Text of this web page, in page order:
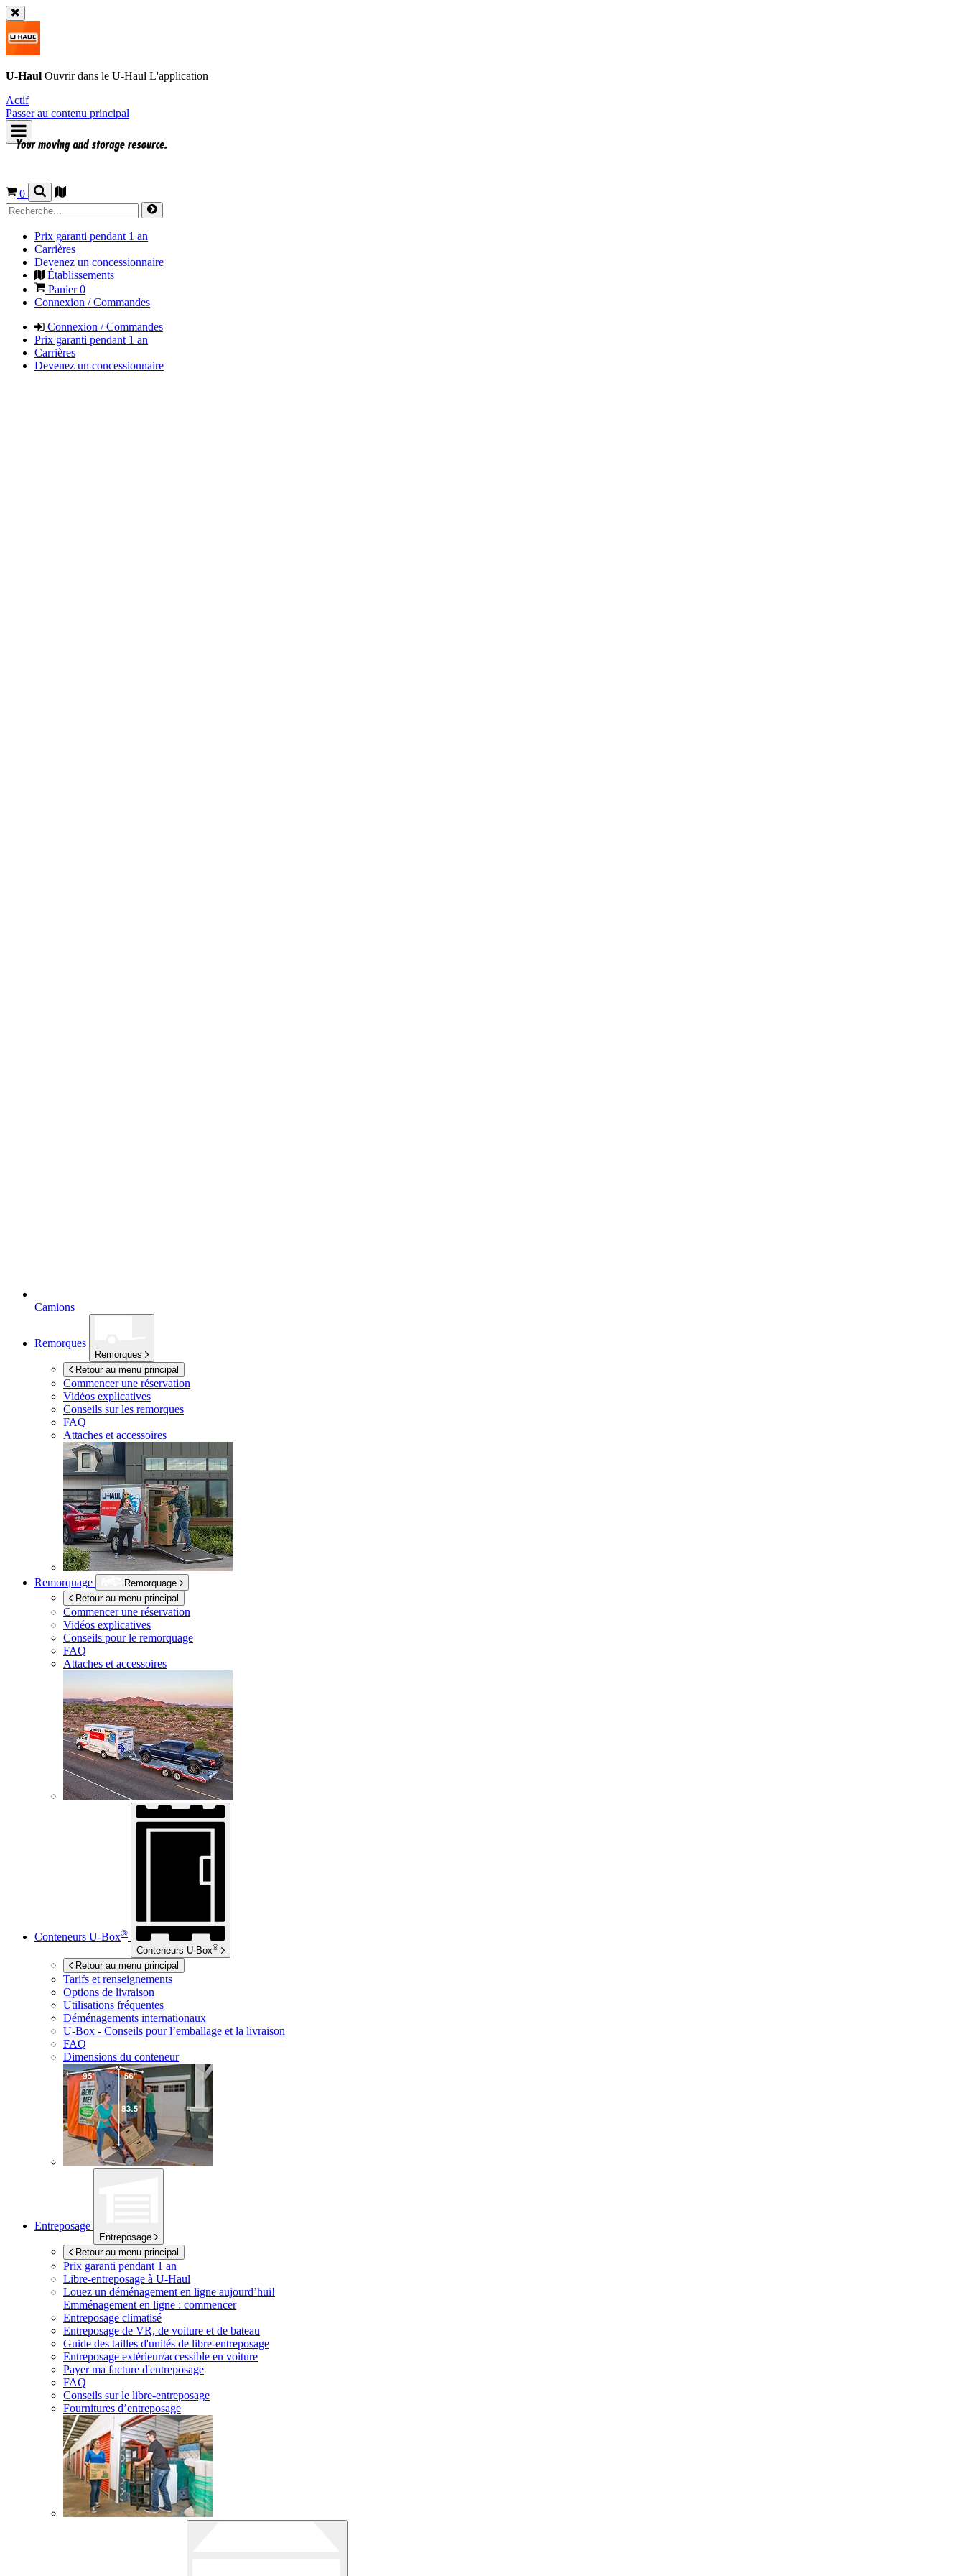
U-Haul Ouvrir dans le U-Haul L'application
Actif
Passer au contenu principal
0
Prix garanti pendant 1 an
Carrières
Devenez un concessionnaire
Établissements
Panier0
Connexion / Commandes
Connexion / Commandes
Prix garanti pendant 1 an
Carrières
Devenez un concessionnaire
Camions
Remorques
Remorques
Retour au menu principal
Commencer une réservation
Vidéos explicatives
Conseils sur les remorques
FAQ
Attaches et accessoires
Remorquage
Remorquage
Retour au menu principal
Commencer une réservation
Vidéos explicatives
Conseils pour le remorquage
FAQ
Attaches et accessoires
Conteneurs U-Box®
Conteneurs U-Box®
Retour au menu principal
Tarifs et renseignements
Options de livraison
Utilisations fréquentes
Déménagements internationaux
U-Box - Conseils pour l’emballage et la livraison
FAQ
Dimensions du conteneur
Entreposage
Entreposage
Retour au menu principal
Prix garanti pendant 1 an
Libre-entreposage à U-Haul
Louez un déménagement en ligne aujourd’hui!
Emménagement en ligne : commencer
Entreposage climatisé
Entreposage de VR, de voiture et de bateau
Guide des tailles d'unités de libre-entreposage
Entreposage extérieur/accessible en voiture
Payer ma facture d'entreposage
FAQ
Conseils sur le libre-entreposage
Fournitures d’entreposage